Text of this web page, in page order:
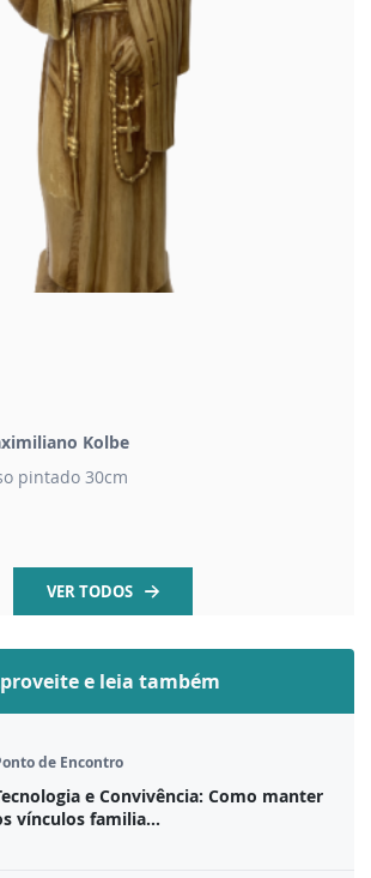
Kolbe
pintado 30cm
VER TODOS
e leia também
de Encontro
e Convivência: Como manter
vínculos familia...